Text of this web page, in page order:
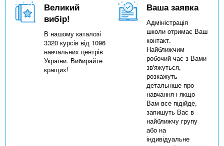
Великий
вибір!
В нашому каталозі
3320 курсів від 1096
навчальних центрів
України. Вибирайте
кращих!
Ваша заявка
Адміністрація
школи отримає Ваш
контакт.
Найближчим
робочий час з Вами
зв'яжуться,
розкажуть
детальніше про
навчання і якщо
Вам все підійде,
запишуть Вас в
найближчу групу
або на
індивідуальне